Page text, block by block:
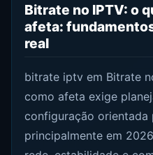
Bitrate no IPTV: o
afeta:
real
bitrate iptv em Bitrate
como afeta exige
configuração orientada
principalmente em